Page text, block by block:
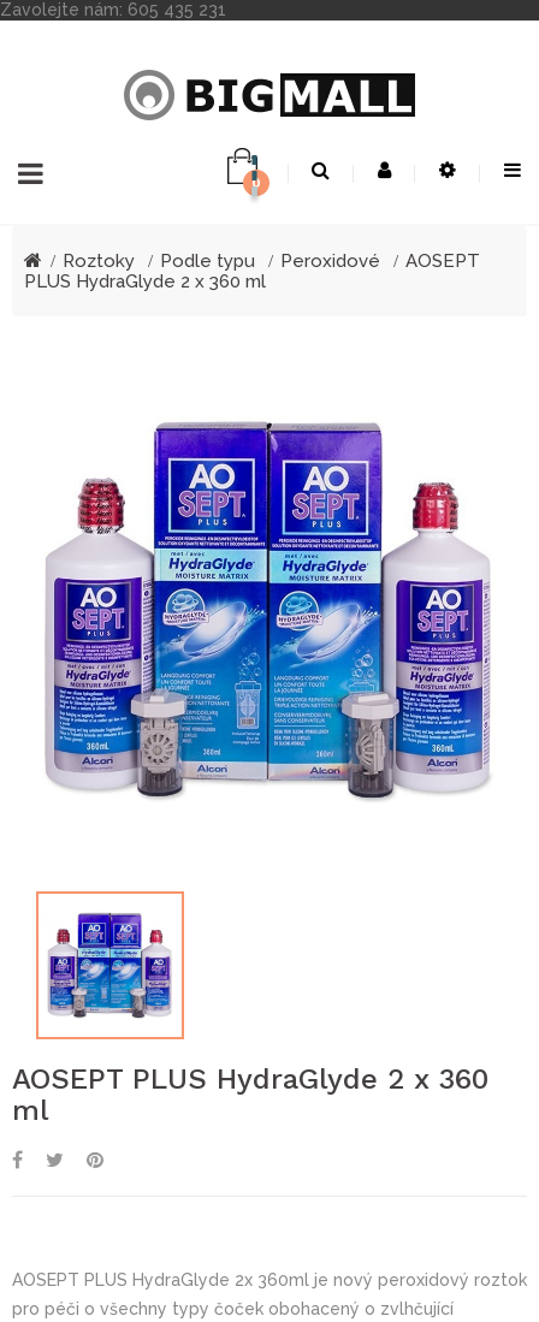
Zavolejte nám: 605 435 231
0
Roztoky Podle typu Peroxidové
AOSEPT
PLUS HydraGlyde 2 x 360 ml
AOSEPT PLUS HydraGlyde 2 x 360
ml
AOSEPT PLUS HydraGlyde 2x 360ml je nový peroxidový roztok
pro péči o všechny typy čoček obohacený o zvlhčující